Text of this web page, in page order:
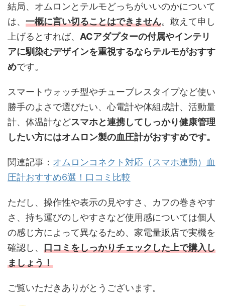
結局、オムロンとテルモどっちがいいのかについて
は、 一概に言い切ることはできません。敢えて申し
上げるとすれば、 ACアダプターの付属やインテリ
アに馴染むデザインを重視するならテルモがおすす
めです。
スマートウォッチ型やチューブレスタイプなど使い
勝手のよさで選びたい、心電計や体組成計、活動量
計、体温計などスマホと連携してしっかり健康管理
したい方にはオムロン製の血圧計がおすすめです。
関連記事： オムロンコネクト対応（スマホ連動）血
圧計おすすめ6選！口コミ比較
ただし、操作性や表示の見やすさ、カフの巻きやす
さ、持ち運びのしやすさなど使用感については個人
の感じ方によって異なるため、家電量販店で実機を
確認し、 口コミをしっかりチェックした上で購入し
ましょう！
ご覧いただきありがとうございます。